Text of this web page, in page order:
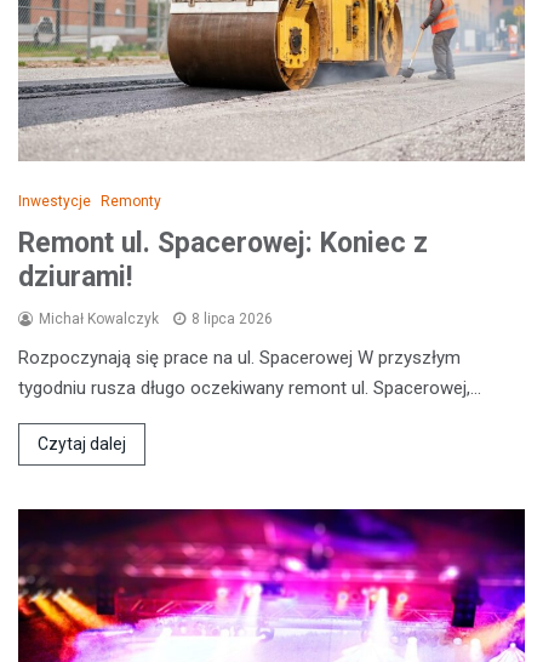
Inwestycje Remonty
Remont ul. Spacerowej: Koniec z
dziurami!
Michał Kowalczyk 8 lipca 2026
Rozpoczynają się prace na ul. Spacerowej W przyszłym
tygodniu rusza długo oczekiwany remont ul. Spacerowej,…
Czytaj dalej